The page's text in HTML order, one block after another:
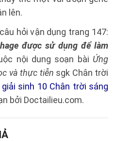
lên.
hỏi vận dụng trang 147:
được sử dụng để làm
nội dung soạn bài Ứng
và thực tiễn sgk Chân trời
giải sinh 10 Chân trời sáng
bởi Doctailieu.com.